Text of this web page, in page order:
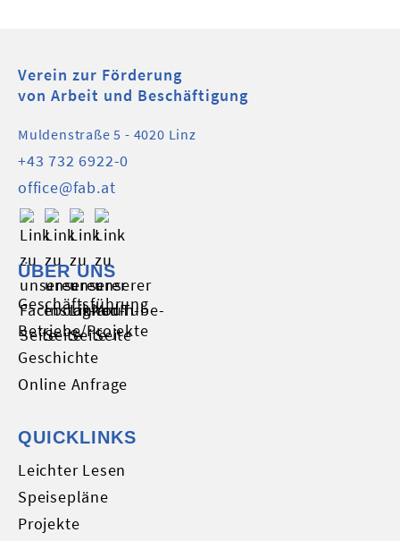
Pressefoto: Eröffnung FAB AIB
Miche...
Verein zur Förderung
von Arbeit und Beschäftigung
Muldenstraße 5 - 4020 Linz
+43 732 6922-0
office@fab.at
ÜBER UNS
Geschäftsführung
Betriebe/Projekte
Geschichte
Online Anfrage
QUICKLINKS
Leichter Lesen
Speisepläne
Projekte